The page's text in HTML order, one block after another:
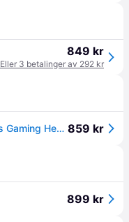
849 kr
Eller 3 betalinger av 292 kr
Logitech - G435 Lightspeed Wireless Gaming Headset - Blue 859 kr
899 kr